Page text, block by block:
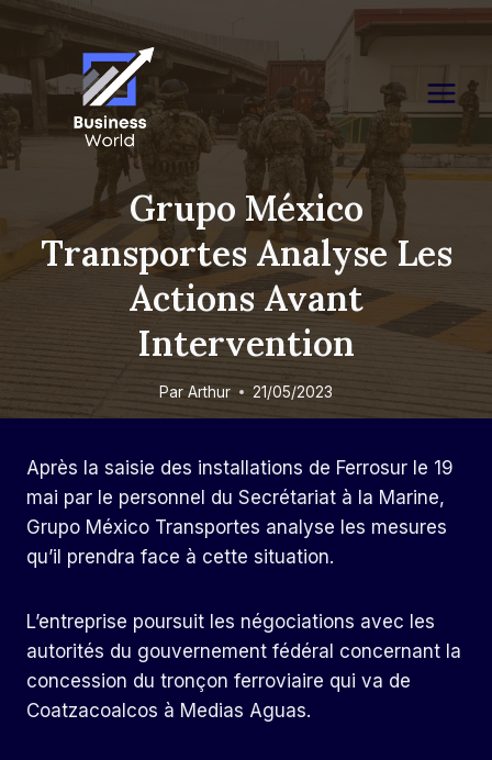
content
Grupo México
Transportes Analyse Les
Actions Avant
Intervention
Par Arthur 21/05/2023
Après la saisie des installations de Ferrosur le 19
mai par le personnel du Secrétariat à la Marine,
Grupo México Transportes analyse les mesures
qu’il prendra face à cette situation.
L’entreprise poursuit les négociations avec les
autorités du gouvernement fédéral concernant la
concession du tronçon ferroviaire qui va de
Coatzacoalcos à Medias Aguas.